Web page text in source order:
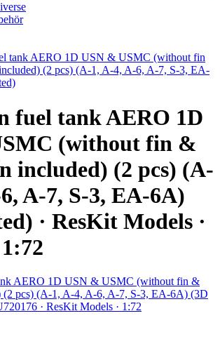
tank AERO 1D USN & USMC (without fin
(2 pcs) (A-1, A-4, A-6, A-7, S-3, EA-
fuel tank AERO 1D
(without fin &
included) (2 pcs) (A-
A-7, S-3, EA-6A)
· ResKit Models ·